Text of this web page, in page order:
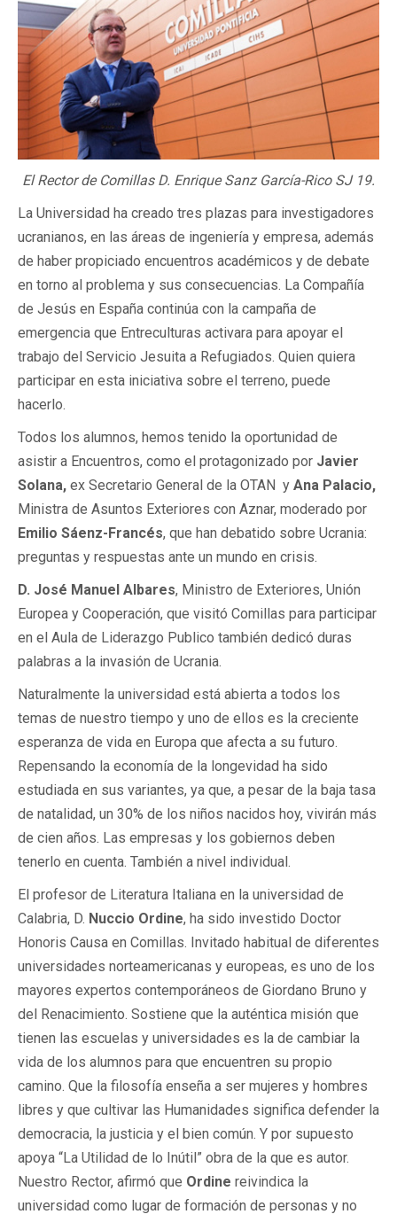
El Rector de Comillas D. Enrique Sanz García-Rico SJ 19.
La Universidad ha creado tres plazas para investigadores
ucranianos, en las áreas de ingeniería y empresa, además
de haber propiciado encuentros académicos y de debate
en torno al problema y sus consecuencias. La Compañía
de Jesús en España continúa con la campaña de
emergencia que Entreculturas activara para apoyar el
trabajo del Servicio Jesuita a Refugiados. Quien quiera
participar en esta iniciativa sobre el terreno, puede
hacerlo.
Todos los alumnos, hemos tenido la oportunidad de
asistir a Encuentros, como el protagonizado por Javier
Solana, ex Secretario General de la OTAN y Ana Palacio,
Ministra de Asuntos Exteriores con Aznar, moderado por
Emilio Sáenz-Francés, que han debatido sobre Ucrania:
preguntas y respuestas ante un mundo en crisis.
D. José Manuel Albares, Ministro de Exteriores, Unión
Europea y Cooperación, que visitó Comillas para participar
en el Aula de Liderazgo Publico también dedicó duras
palabras a la invasión de Ucrania.
Naturalmente la universidad está abierta a todos los
temas de nuestro tiempo y uno de ellos es la creciente
esperanza de vida en Europa que afecta a su futuro.
Repensando la economía de la longevidad ha sido
estudiada en sus variantes, ya que, a pesar de la baja tasa
de natalidad, un 30% de los niños nacidos hoy, vivirán más
de cien años. Las empresas y los gobiernos deben
tenerlo en cuenta. También a nivel individual.
El profesor de Literatura Italiana en la universidad de
Calabria, D. Nuccio Ordine, ha sido investido Doctor
Honoris Causa en Comillas. Invitado habitual de diferentes
universidades norteamericanas y europeas, es uno de los
mayores expertos contemporáneos de Giordano Bruno y
del Renacimiento. Sostiene que la auténtica misión que
tienen las escuelas y universidades es la de cambiar la
vida de los alumnos para que encuentren su propio
camino. Que la filosofía enseña a ser mujeres y hombres
libres y que cultivar las Humanidades significa defender la
democracia, la justicia y el bien común. Y por supuesto
apoya “La Utilidad de lo Inútil” obra de la que es autor.
Nuestro Rector, afirmó que Ordine reivindica la
universidad como lugar de formación de personas y no